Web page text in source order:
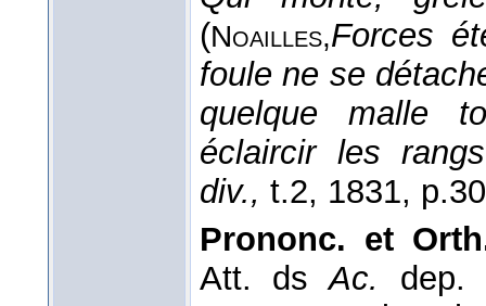
(Noailles,Forces
foule ne se
quelque malle
éclaircir les
div., t.2, 1831,
Prononc. et
Att. dsAc.